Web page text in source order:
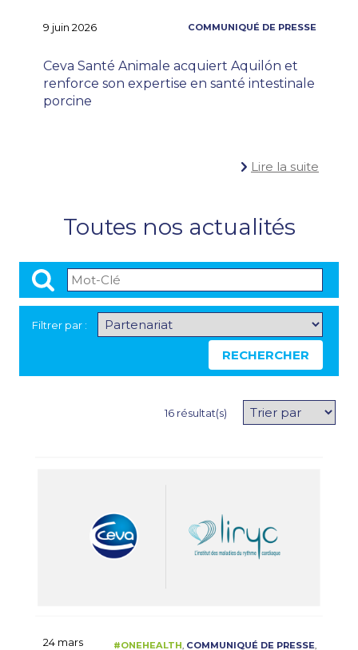
9 juin 2026
Ceva Santé Animale acquiert Aquilón et
renforce son expertise en santé intestinale
porcine
Lire la suite
Toutes nos actualités
Filtrer par :
RECHERCHER
16 résultat(s)
24 mars